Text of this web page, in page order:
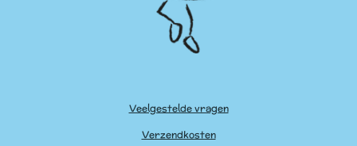
Veelgestelde vragen
Verzendkosten